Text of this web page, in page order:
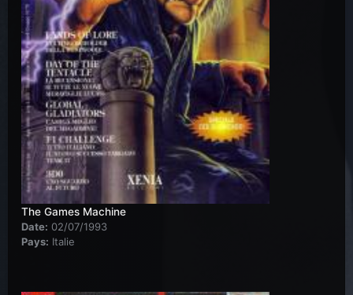
The Games Machine
Date: 02/07/1993
Pays: Italie